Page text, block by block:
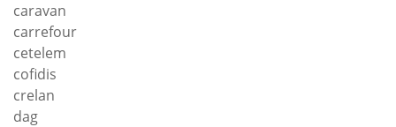
caravan
carrefour
cetelem
cofidis
crelan
dag